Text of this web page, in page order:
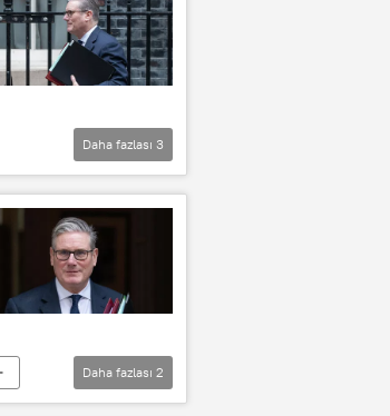
Daha fazlası 3
Daha fazlası 2